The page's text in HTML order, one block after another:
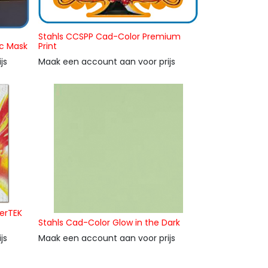
Mask
Stahls CCSPP Cad-Color Premium
Print
Maak een account aan voor prijs
Stahls Cad-Color Glow in the Dark
Maak een account aan voor prijs